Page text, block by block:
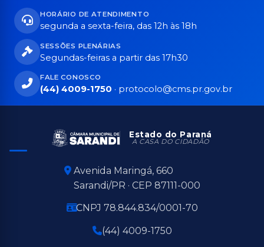
HORÁRIO DE ATENDIMENTO
segunda a sexta-feira, das 12h às 18h
SESSÕES PLENÁRIAS
Segundas-feiras a partir das 17h30
FALE CONOSCO
(44) 4009-1750 · protocolo@cms.pr.gov.br
Estado do Paraná
A CASA DO CIDADÃO
Avenida Maringá, 660
Sarandi/PR · CEP 87111-000
CNPJ 78.844.834/0001-70
(44) 4009-1750